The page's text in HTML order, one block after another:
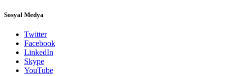
Sosyal Medya
Twitter
Facebook
LinkedIn
Skype
YouTube